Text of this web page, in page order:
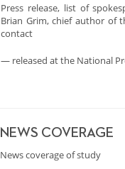
Press release, list of
Brian Grim, chief author of
contact
— released at the National
NEWS COVERAGE
News coverage of study